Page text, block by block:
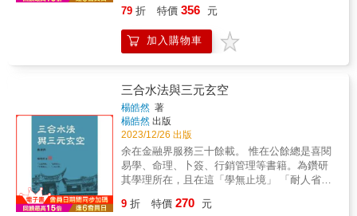
無法分辨風水師的真假，寧願不用……◆別相
好風水需要企圖心，最忌諱貪心。◆好風水是
一項長期工程，不是看一次風水，就擁有一輩
子的好風水。◆風水是種信仰，你有多重視
它，它就能產生多大的成效！◆勿存僥倖心
理，就算租屋也要愛惜房子、重視風水。◆惟
有表現出相信風水的決心，才有緣得到大大的
福氣……如何正確運用風水，甚至讓好風水的
效果持續下去……，其實，這成功的第一步正
掌握在我們自己的手上。很多人對風水都有錯
誤的認知、期待與心態，這不只會使你容易上
當受騙，也可能削弱好風水帶來的正面影響。
其實，風水是考驗人性的，先是考驗你的疑
疑問，透過一問一答方式，解開風水禁忌；
100+」以空間格作為分類，藉由案例說明設計
師如何巧用設計改善風水上的不適。 & 【本書
特色】 ‧ 從現代住宅的角度切入，探討現今更
難問題，輕鬆找查解開滿滿的疑惑。 ‧ 將風水
知識以文字搭配圖例做說明，變得淺顯易懂又
好讀。 &
運，輕鬆打造專屬的不敗好運空間！ & 雨揚老
師最專業實用的風水指南，讓你玩風水、顧風
水，生活就此順風順水！ & 「風水」一詞廣為
老學問，探究天、地、人的和諧關係，蘊含著
人的智慧。雨揚老師借四神之力，及二十八星
宿元素，帶領讀者了解風水運用上的諸多眉
角，以及更符合現代社會需求的風水新解。 &
普羅大眾可能並不熟悉四神在中國風水運用上
有諸多用途，二十八星宿在占卜、中國占星上
也大有用處。 & 雨揚老師為此特地規劃了這本
「閱讀+AI輔助」的全新概念趣味風水書！就像
一本遊戲攻略，結合二十八星宿元素，讓每一
79 折 特價 356 元
加入購物車
三合水法與三元玄空
楊皓然 著
楊皓然 出版
2023/12/26 出版
余在金融界服務三十餘載。 惟在公餘總是喜閱
易學、命理、卜簽、行銷管理等書籍。為鑽研
其學理所在，且在這「學無止境」 「耐人省
主要動機。繼而師承吴明修、熊琬教授等學者
9 折 特價 270 元